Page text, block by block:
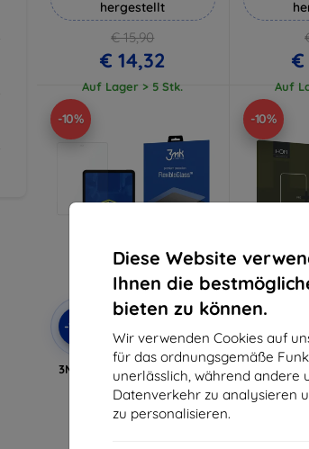
Diese Website
Ihnen die
bieten zu können.
Wir verwenden Cookies auf
für das ordnungsgemäße
unerlässlich, während andere
Datenverkehr zu analysieren
zu personalisieren.
hergestellt
€ 15,90
€ 14,32
Auf Lager > 5 Stk.
€
Auf
-10%
-10%
Rabatt
Gutschein
3MK FlexibleGlass iPad Air
Hybridglas
€ 14,90
€ 13,42
-10%
HOFI
1/2/